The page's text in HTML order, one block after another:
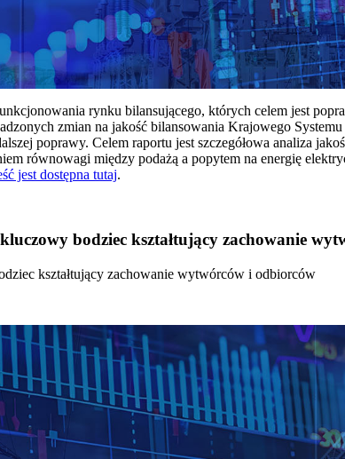
rynku bilansującego, których celem jest
zmian na jakość bilansowania Krajowego
poprawy. Celem raportu jest szczegółowa analiza
równowagi między podażą a popytem na energię
jest dostępna tutaj.
bodziec kształtujący zachowanie
kształtujący zachowanie wytwórców i odbiorców